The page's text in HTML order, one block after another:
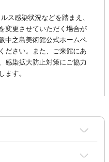
ス感染状況などを踏まえ、
変更させていただく場合が
中之島美術館公式ホームペ
ださい。また、ご来館にあ
感染拡大防止対策にご協力
ます。